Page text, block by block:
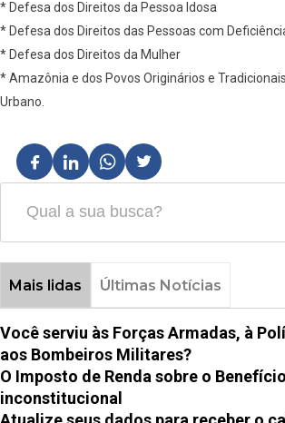
* Defesa dos Direitos da Pessoa Idosa
* Defesa dos Direitos das Pessoas com
* Defesa dos Direitos da Mulher
* Amazônia e dos Povos Originários e
Urbano.
Mais lidas Últimas Notícias
Você serviu às Forças Armadas, à
aos Bombeiros Militares?
O Imposto de Renda sobre o
inconstitucional